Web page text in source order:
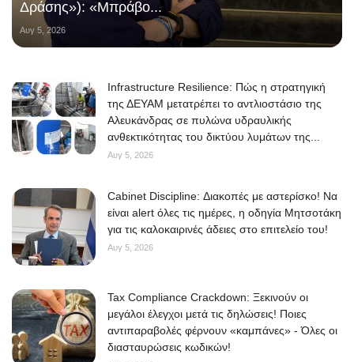
Δράσης»): «Μπράβο...
Αυγ 5, 2026
Infrastructure Resilience: Πώς η στρατηγική
της ΔΕΥΑΜ μετατρέπει το αντλιοστάσιο της
Αλευκάνδρας σε πυλώνα υδραυλικής
ανθεκτικότητας του δικτύου λυμάτων της...
Αυγ 5, 2026
Cabinet Discipline: Διακοπές με αστερίσκο! Να
είναι alert όλες τις ημέρες, η οδηγία Μητσοτάκη
για τις καλοκαιρινές άδειες στο επιτελείο του!
Αυγ 5, 2026
Tax Compliance Crackdown: Ξεκινούν οι
μεγάλοι έλεγχοι μετά τις δηλώσεις! Ποιες
αντιπαραβολές φέρνουν «καμπάνες» - Όλες οι
διασταυρώσεις κωδικών!